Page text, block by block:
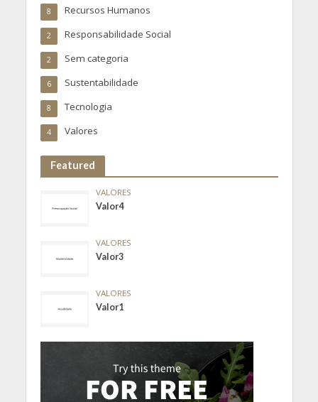
Recursos Humanos
8
Responsabilidade Social
2
Sem categoria
2
Sustentabilidade
6
Tecnologia
8
Valores
4
Featured
VALORES
Valor4
VALORES
Valor3
VALORES
Valor1